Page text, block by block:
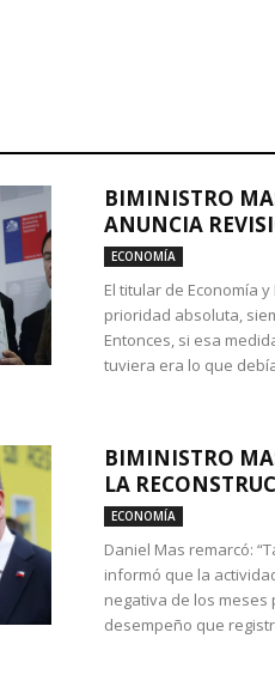
BIMINISTRO
ANUNCIA
ECONOMÍA
El titular de Economía
prioridad absoluta,
Entonces, si esa
tuviera era lo que
BIMINISTRO
LA
ECONOMÍA
Daniel Mas remarcó:
informó que la
negativa de los meses
desempeño que